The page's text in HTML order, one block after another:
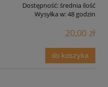
Dostępność:średnia ilość
Wysyłka w:48 godzin
20,00 zł
do koszyka